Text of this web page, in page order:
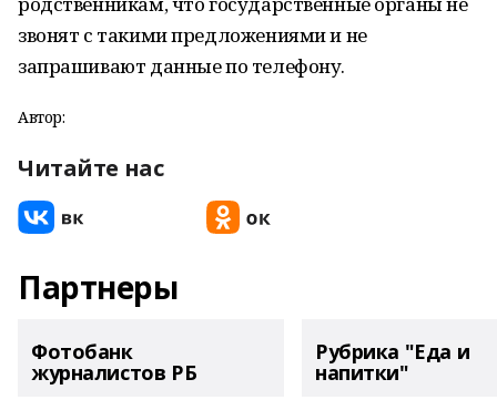
звонят с такими предложениями и не
запрашивают данные по телефону.
Автор:
Читайте нас
Партнеры
Фотобанк
журналистов РБ
Рубрика "Еда и
напитки"